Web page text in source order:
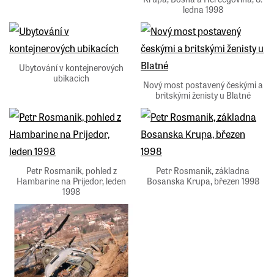
ledna 1998
Ubytování v kontejnerových
ubikacích
Nový most postavený českými a
britskými ženisty u Blatné
Petr Rosmanik, pohled z
Hambarine na Prijedor, leden
1998
Petr Rosmanik, základna
Bosanska Krupa, březen 1998